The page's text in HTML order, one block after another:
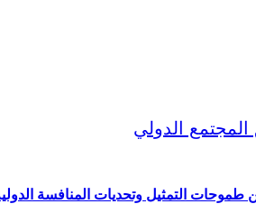
طموحات التمثيل وتحديات المنافسة